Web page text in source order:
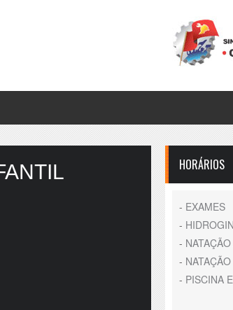
HORÁRIOS
- EXAMES
-
-
-
- PISCINA